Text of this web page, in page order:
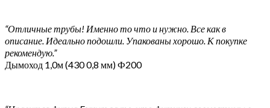
“Отличные трубы! Именно то что и нужно. Все как в
описание. Идеально подошли. Упакованы хорошо. К покупке
рекомендую.”
Дымоход 1,0м (430 0,8 мм) Ф200